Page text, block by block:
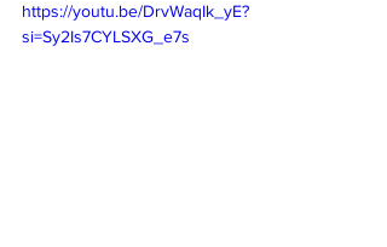
https://youtu.be/DrvWaqIk_yE?
si=Sy2Is7CYLSXG_e7s